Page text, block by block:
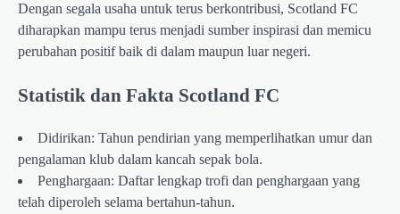
Dengan segala usaha untuk terus berkontribusi, Scotland FC
diharapkan mampu terus menjadi sumber inspirasi dan memicu
perubahan positif baik di dalam maupun luar negeri.
Statistik dan Fakta Scotland FC
Didirikan: Tahun pendirian yang memperlihatkan umur dan
pengalaman klub dalam kancah sepak bola.
Penghargaan: Daftar lengkap trofi dan penghargaan yang
telah diperoleh selama bertahun-tahun.